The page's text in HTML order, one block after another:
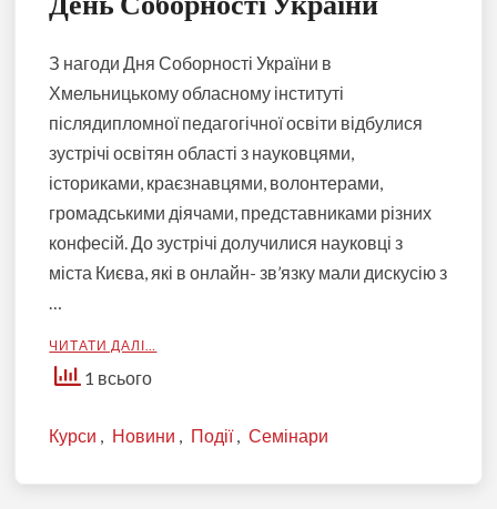
З нагоди Дня Соборності України в
Хмельницькому обласному інституті
післядипломної педагогічної освіти відбулися
зустрічі освітян області з науковцями,
істориками, краєзнавцями, волонтерами,
громадськими діячами, представниками різних
конфесій. До зустрічі долучилися науковці з
міста Києва, які в онлайн- зв’язку мали дискусію з
…
ЧИТАТИ ДАЛІ…
1 всього
Курси , Новини , Події, Семінари